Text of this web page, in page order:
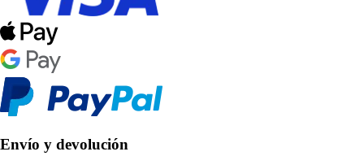
Envío y devolución